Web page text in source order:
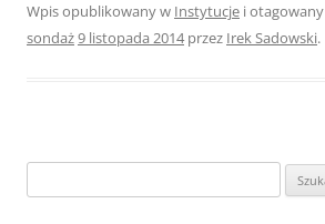
Wpis opublikowany w Instytucje i otagowany
sondaż9 listopada 2014przez Irek Sadowski.